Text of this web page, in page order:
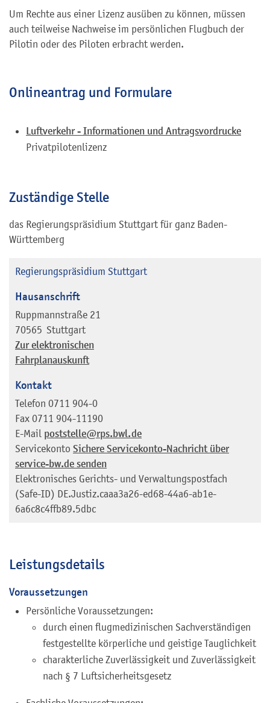
Um Rechte aus einer Lizenz ausüben zu können, müssen
auch teilweise Nachweise im persönlichen Flugbuch der
Pilotin oder des Piloten erbracht werden.
Onlineantrag und Formulare
Luftverkehr - Informationen und Antragsvordrucke
Privatpilotenlizenz
Zuständige Stelle
das Regierungspräsidium Stuttgart für ganz Baden-
Württemberg
Regierungspräsidium Stuttgart
Hausanschrift
Ruppmannstraße 21
70565 Stuttgart
Zur elektronischen
Fahrplanauskunft
Kontakt
Telefon 0711 904-0
Fax 0711 904-11190
E-Mail poststelle@rps.bwl.de
Servicekonto Sichere Servicekonto-Nachricht über
service-bw.de senden
Elektronisches Gerichts- und Verwaltungspostfach
(Safe-ID) DE.Justiz.caaa3a26-ed68-44a6-ab1e-
6a6c8c4ffb89.5dbc
Leistungsdetails
Voraussetzungen
Persönliche Voraussetzungen:
durch einen flugmedizinischen Sachverständigen
festgestellte körperliche und geistige Tauglichkeit
charakterliche Zuverlässigkeit und Zuverlässigkeit
nach § 7 Luftsicherheitsgesetz